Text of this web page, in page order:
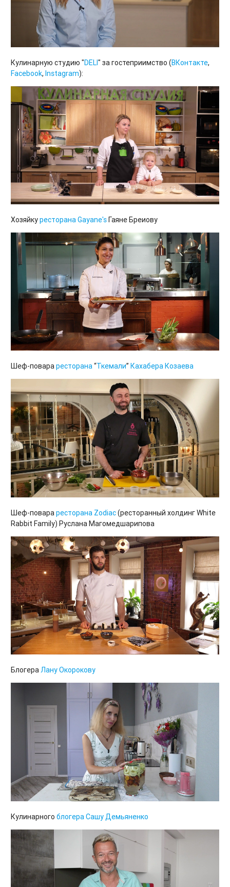
Кулинарную студию "DELI" за гостеприимство (ВКонтакте,
Facebook, Instagram):
Хозяйкуресторана Gayane'sГаяне Бреиову
Шеф-повараресторана“Ткемали” Кахабера Козаева
Шеф-повараресторана Zodiac(ресторанный холдинг White
Rabbit Family) Руслана Магомедшарипова
БлогераЛану Окорокову
Кулинарного блогера Сашу Демьяненко